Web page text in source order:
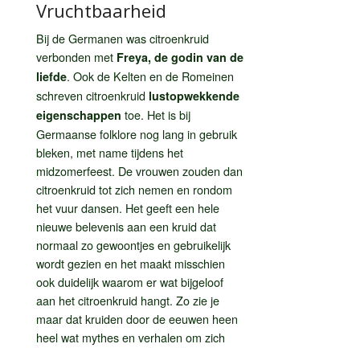
Vruchtbaarheid
Bij de Germanen was citroenkruid
verbonden met Freya, de godin van de
liefde. Ook de Kelten en de Romeinen
schreven citroenkruid lustopwekkende
eigenschappen toe. Het is bij
Germaanse folklore nog lang in gebruik
bleken, met name tijdens het
midzomerfeest. De vrouwen zouden dan
citroenkruid tot zich nemen en rondom
het vuur dansen. Het geeft een hele
nieuwe belevenis aan een kruid dat
normaal zo gewoontjes en gebruikelijk
wordt gezien en het maakt misschien
ook duidelijk waarom er wat bijgeloof
aan het citroenkruid hangt. Zo zie je
maar dat kruiden door de eeuwen heen
heel wat mythes en verhalen om zich